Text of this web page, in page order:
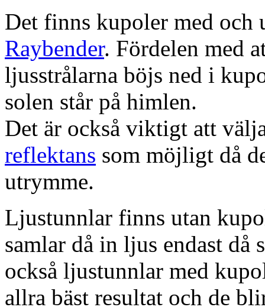
Det finns kupoler med och
Raybender. Fördelen med
ljusstrålarna böjs ned i
solen står på himlen.
Det är också viktigt att
reflektans som möjligt då
utrymme.
Ljustunnlar finns utan
samlar då in ljus endast då
också ljustunnlar med
allra bäst resultat och de